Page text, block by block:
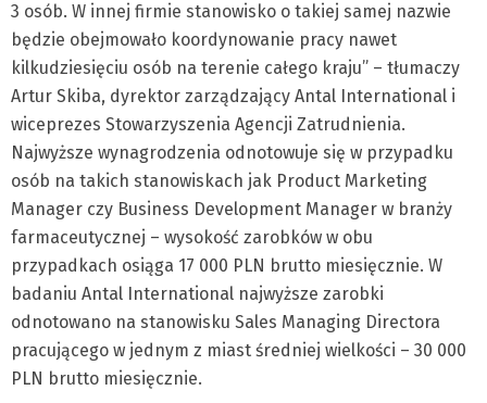
3 osób. W innej firmie stanowisko o takiej samej nazwie
będzie obejmowało koordynowanie pracy nawet
kilkudziesięciu osób na terenie całego kraju” – tłumaczy
Artur Skiba, dyrektor zarządzający Antal International i
wiceprezes Stowarzyszenia Agencji Zatrudnienia.
Najwyższe wynagrodzenia odnotowuje się w przypadku
osób na takich stanowiskach jak Product Marketing
Manager czy Business Development Manager w branży
farmaceutycznej – wysokość zarobków w obu
przypadkach osiąga 17 000 PLN brutto miesięcznie. W
badaniu Antal International najwyższe zarobki
odnotowano na stanowisku Sales Managing Directora
pracującego w jednym z miast średniej wielkości – 30 000
PLN brutto miesięcznie.